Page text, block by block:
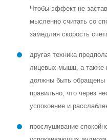
Чтобы эффект не
мысленно считать со
замедляя скорость
другая техника
лицевых мышц, а также
должны быть обращены
правильно, что через
успокоение и
прослушивание